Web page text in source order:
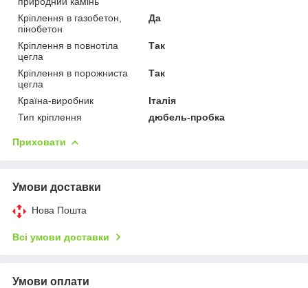
Кріплення в газобетон,
пінобетон
Да
Кріплення в повнотіла
цегла
Так
Кріплення в порожниста
цегла
Так
Країна-виробник
Італія
Тип кріплення
дюбель-пробка
Приховати
Умови доставки
Нова Пошта
Всі умови доставки
Умови оплати